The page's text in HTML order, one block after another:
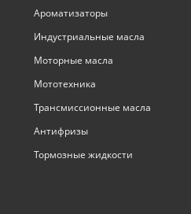
Ароматизаторы
Индустриальные масла
Моторные масла
Мототехника
Трансмиссионные масла
Антифризы
Тормозные жидкости